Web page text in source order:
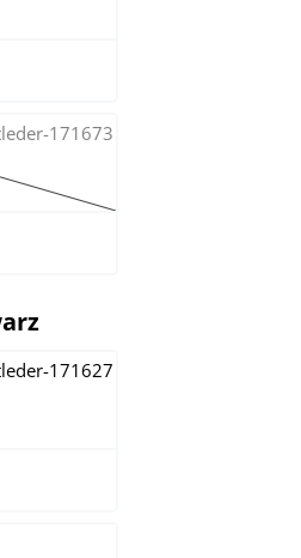
Option ist zurzeit nicht verfügbar.)
auswählen